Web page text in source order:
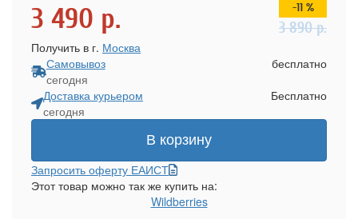
3 490 р. -11 %
3 890р.
Получить в г. Москва
Самовывоз
сегодня
бесплатно
Доставка курьером
сегодня
Бесплатно
В корзину
Запросить оферту ЕАИСТ
Этот товар можно так же купить на:
Wildberries